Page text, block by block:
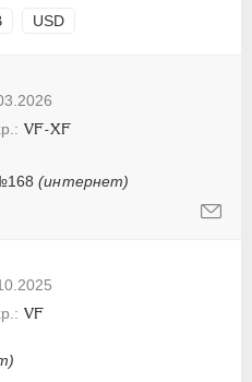
USD
(интернет)
VF-XF
VF